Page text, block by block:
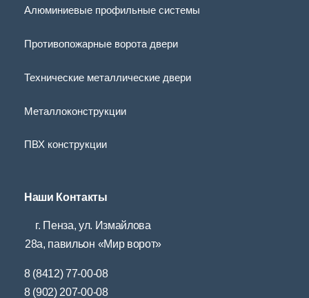
Алюминиевые профильные системы
Противопожарные ворота двери
Технические металлические двери
Металлоконструкции
ПВХ конструкции
Наши Контакты
г. Пенза, ул. Измайлова
28а, павильон «Мир ворот»
8 (8412) 77-00-08
8 (902) 207-00-08